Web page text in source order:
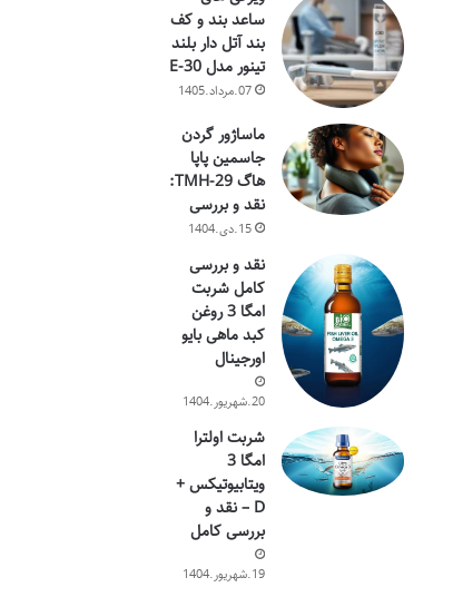
ساعد بند و کف
بند آتل دار بلند
تینور مدل E-30
07.مرداد.1405
ماساژور گردن
جاسمین پاپا
هاگ TMH-29:
نقد و بررسی
15.دی.1404
نقد و بررسی
کامل شربت
امگا 3 روغن
کبد ماهی بایو
اورجینال
20.شهریور.1404
شربت اولترا
امگا 3
ویتابیوتیکس +
D – نقد و
بررسی کامل
19.شهریور.1404